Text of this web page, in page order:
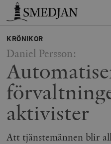
Timbro
KRÖNIKOR
Daniel Persson:
aktivister
Att tjänstemännen blir